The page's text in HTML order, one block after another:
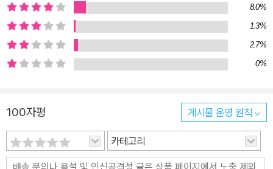
8.0%
1.3%
2.7%
0%
100자평 게시물 운영 원칙
카테고리